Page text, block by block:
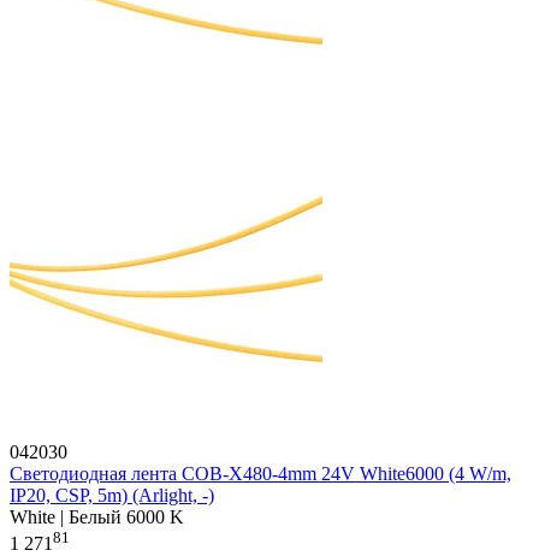
042030
Светодиодная лента COB-X480-4mm 24V White6000 (4 W/m,
IP20, CSP, 5m) (Arlight, -)
White | Белый 6000 K
1 27181